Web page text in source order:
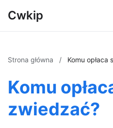
Cwkip
Strona główna / Komu opłaca
Komu
zwiedzać?